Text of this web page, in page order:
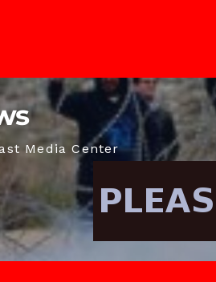
Media Center